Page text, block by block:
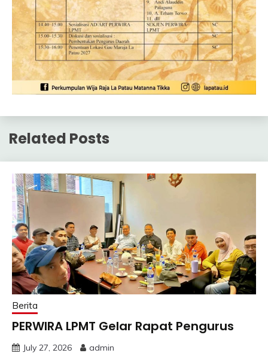
Related Posts
Berita
PERWIRA LPMT Gelar Rapat Pengurus
July 27, 2026 admin